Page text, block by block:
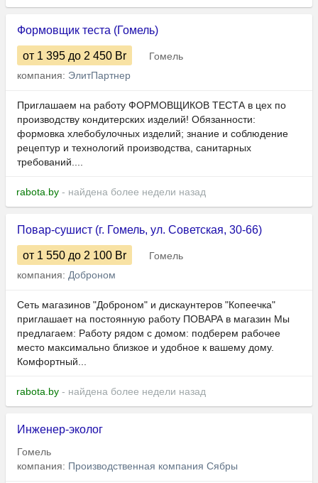
Формовщик теста (Гомель)
от 1 395 до 2 450 Br
Гомель
компания: ЭлитПартнер
Приглашаем на работу ФОРМОВЩИКОВ ТЕСТА в цех по
производству кондитерских изделий! Обязанности:
формовка хлебобулочных изделий; знание и соблюдение
рецептур и технологий производства, санитарных
требований....
rabota.by - найдена более недели назад
Повар-сушист (г. Гомель, ул. Советская, 30-66)
от 1 550 до 2 100 Br
Гомель
компания: Доброном
Сеть магазинов "Доброном" и дискаунтеров "Копеечка"
приглашает на постоянную работу ПОВАРА в магазин Мы
предлагаем: Работу рядом с домом: подберем рабочее
место максимально близкое и удобное к вашему дому.
Комфортный...
rabota.by - найдена более недели назад
Инженер-эколог
Гомель
компания: Производственная компания Сябры